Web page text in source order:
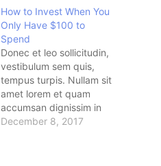
How to Invest When You
Only Have $100 to
Spend
Donec et leo sollicitudin,
vestibulum sem quis,
tempus turpis. Nullam sit
amet lorem et quam
accumsan dignissim in
sit amet mauris. Nam at
December 8, 2017